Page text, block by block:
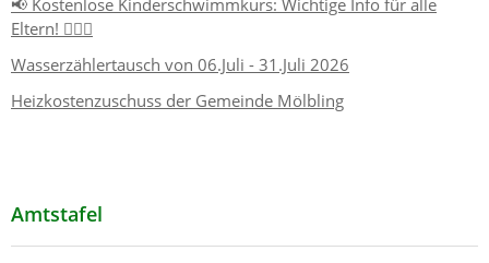
Eltern! 🏊‍♂️👶
Wasserzählertausch von 06.Juli - 31.Juli 2026
Heizkostenzuschuss der Gemeinde Mölbling
Amtstafel